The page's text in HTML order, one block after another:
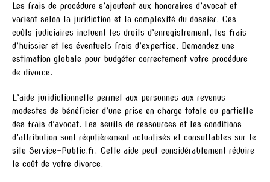
Les frais de procédure s’ajoutent aux honoraires d’avocat et
varient selon la juridiction et la complexité du dossier. Ces
coûts judiciaires incluent les droits d’enregistrement, les frais
d’huissier et les éventuels frais d’expertise. Demandez une
estimation globale pour budgéter correctement votre procédure
de divorce.
L’aide juridictionnelle permet aux personnes aux revenus
modestes de bénéficier d’une prise en charge totale ou partielle
des frais d’avocat. Les seuils de ressources et les conditions
d’attribution sont régulièrement actualisés et consultables sur le
site Service-Public.fr. Cette aide peut considérablement réduire
le coût de votre divorce.